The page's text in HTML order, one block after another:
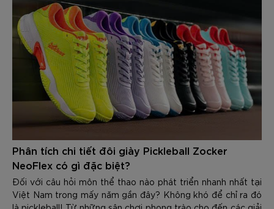
Phân tích chi tiết đôi giày Pickleball Zocker
NeoFlex có gì đặc biệt?
Đối với câu hỏi môn thể thao nào phát triển nhanh nhất tại
Việt Nam trong mấy năm gần đây? Không khó để chỉ ra đó